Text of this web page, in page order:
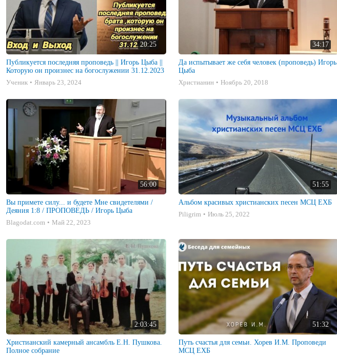
20:25
Публикуется последняя проповедь || Игорь Цыба ||
Которую он произнес на богослужении 31.12.2023
Ученик
Январь 23, 2024
34:17
Да испытывает же себя человек (проповедь) Игорь
Цыба
Христианин
Ноябрь 20, 2018
56:00
Вы примете силу... и будете Мне свидетелями /
Деяния 1:8 / ПРОПОВЕДЬ / Игорь Цыба
Blagodat.com
Май 22, 2023
51:55
Альбом красивых христианских песен МСЦ ЕХБ
Piligrim
Июль 25, 2022
2:03:45
Христианский камерный ансамбль Е.Н. Пушкова.
Полное собрание
51:32
Путь счастья для семьи. Хорев И.М. Проповеди
МСЦ ЕХБ